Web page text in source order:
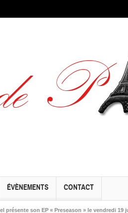
ÉVÈNEMENTS CONTACT
« Preseason » le vendredi 19 juin